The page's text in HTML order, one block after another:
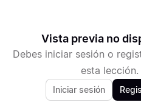
Vista previa no
Debes iniciar sesión o
esta lección.
Iniciar sesión